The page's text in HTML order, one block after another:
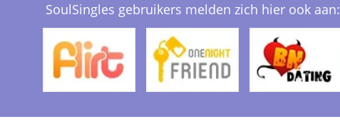
SoulSingles gebruikers melden zich hier ook aan: